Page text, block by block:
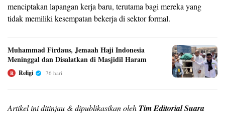
menciptakan lapangan kerja baru, terutama bagi mereka yang
tidak memiliki kesempatan bekerja di sektor formal.
Muhammad Firdaus, Jemaah Haji Indonesia
Meninggal dan Disalatkan di Masjidil Haram
R Religi 76 hari
Artikel ini ditinjau & dipublikasikan oleh Tim Editorial Suara